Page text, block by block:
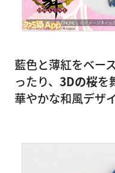
藍色と薄紅をベー
ったり、 3Dの桜を
華やかな和風デザ